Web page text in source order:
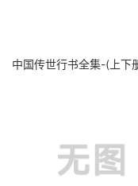
中国传世行书全集-(上下